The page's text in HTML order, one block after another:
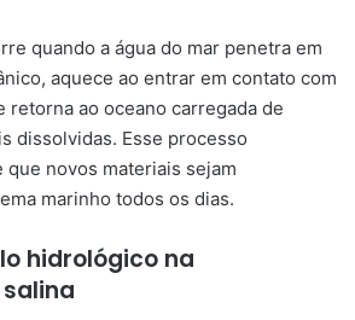
quando a água do mar penetra em
aquece ao entrar em contato com
retorna ao oceano carregada de
dissolvidas. Esse processo
novos materiais sejam
marinho todos os dias.
hidrológico na